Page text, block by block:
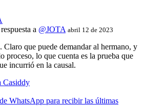
a @JOTA abril 12 de 2023
Claro que puede demandar al hermano, y
proceso, lo que cuenta es la prueba que
incurrió en la causal.
Casiddy
WhatsApp para recibir las últimas